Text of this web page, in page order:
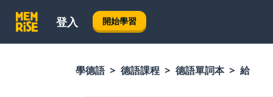
登入 開始學習
學德語 德語課程 德語單詞本 給